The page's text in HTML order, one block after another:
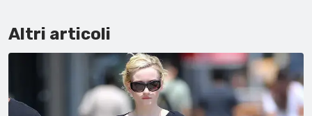
Altri articoli